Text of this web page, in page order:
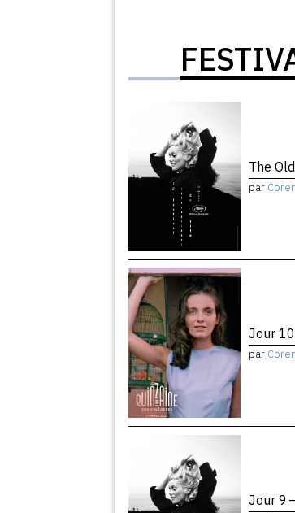
The
par
Jour
par
Jour 9